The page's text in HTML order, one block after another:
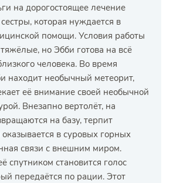
на дорогостоящее лечение
которая нуждается в
помощи. Условия работы
но Эбби готова на всё
человека. Во время
находит необычный метеорит,
её внимание своей необычной
Внезапно вертолёт, на
на базу, терпит
в суровых горных
связи с внешним миром.
спутником становится голос
передаётся по рации. Этот